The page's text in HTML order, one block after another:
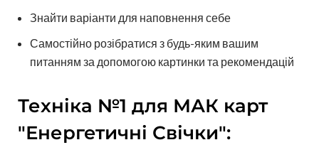
Знайти варіанти для наповнення себе
Самостійно розібратися з будь-яким вашим
питанням за допомогою картинки та рекомендацій
Техніка №1 для МАК карт
"Енергетичні Свічки":